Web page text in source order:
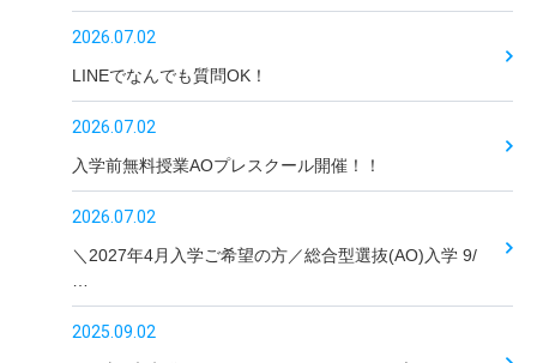
2026.07.02
LINEでなんでも質問OK！
2026.07.02
入学前無料授業AOプレスクール開催！！
2026.07.02
＼2027年4月入学ご希望の方／総合型選抜(AO)入学 9/
2025.09.02